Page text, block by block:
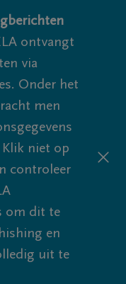
ontvangt
via
Onder het
men
niet op
controleer
om dit te
en
uit te